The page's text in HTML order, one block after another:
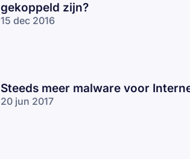
gekoppeld zijn?
15 dec 2016
Steeds meer malware voor
20 jun 2017